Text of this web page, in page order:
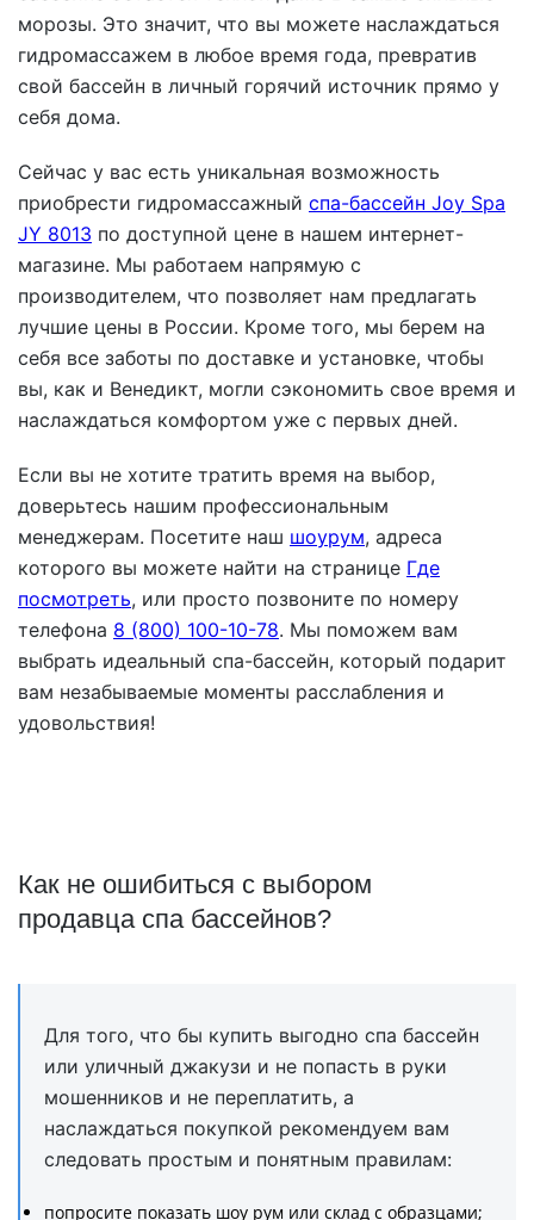
морозы. Это значит, что вы можете наслаждаться
гидромассажем в любое время года, превратив
свой бассейн в личный горячий источник прямо у
себя дома.
Сейчас у вас есть уникальная возможность
приобрести гидромассажный спа-бассейн Joy Spa
JY 8013 по доступной цене в нашем интернет-
магазине. Мы работаем напрямую с
производителем, что позволяет нам предлагать
лучшие цены в России. Кроме того, мы берем на
себя все заботы по доставке и установке, чтобы
вы, как и Венедикт, могли сэкономить свое время и
наслаждаться комфортом уже с первых дней.
Если вы не хотите тратить время на выбор,
доверьтесь нашим профессиональным
менеджерам. Посетите наш шоурум, адреса
которого вы можете найти на странице Где
посмотреть, или просто позвоните по номеру
телефона 8 (800) 100-10-78. Мы поможем вам
выбрать идеальный спа-бассейн, который подарит
вам незабываемые моменты расслабления и
удовольствия!
Как не ошибиться с выбором
продавца спа бассейнов?
Для того, что бы купить выгодно спа бассейн
или уличный джакузи и не попасть в руки
мошенников и не переплатить, а
наслаждаться покупкой рекомендуем вам
следовать простым и понятным правилам:
попросите показать шоу рум или склад с образцами;